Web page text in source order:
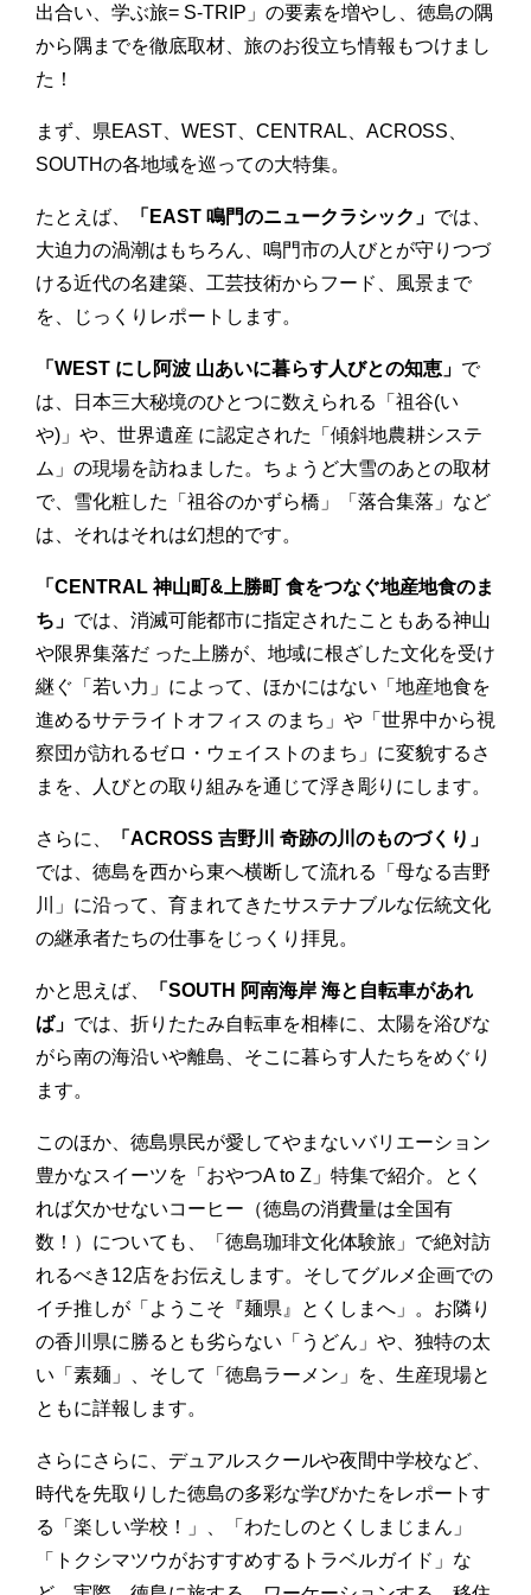
出合い、学ぶ旅= S-TRIP」の要素を増やし、徳島の隅
から隅までを徹底取材、旅のお役立ち情報もつけまし
た！
まず、県EAST、WEST、CENTRAL、ACROSS、
SOUTHの各地域を巡っての大特集。
たとえば、 「EAST 鳴門のニュークラシック」 では、
大迫力の渦潮はもちろん、鳴門市の人びとが守りつづ
ける近代の名建築、工芸技術からフード、風景まで
を、じっくりレポートします。
「WEST にし阿波 山あいに暮らす人びとの知恵」 で
は、日本三大秘境のひとつに数えられる「祖谷(い
や)」や、世界遺産 に認定された「傾斜地農耕システ
ム」の現場を訪ねました。ちょうど大雪のあとの取材
で、雪化粧した「祖谷のかずら橋」「落合集落」など
は、それはそれは幻想的です。
「CENTRAL 神山町&上勝町 食をつなぐ地産地食のま
ち」 では、消滅可能都市に指定されたこともある神山
や限界集落だ った上勝が、地域に根ざした文化を受け
継ぐ「若い力」によって、ほかにはない「地産地食を
進めるサテライトオフィス のまち」や「世界中から視
察団が訪れるゼロ・ウェイストのまち」に変貌するさ
まを、人びとの取り組みを通じて浮き彫りにします。
さらに、
「ACROSS 吉野川 奇跡の川のものづくり」
では、徳島を西から東へ横断して流れる「母なる吉野
川」に沿って、育まれてきたサステナブルな伝統文化
の継承者たちの仕事をじっくり拝見。
かと思えば、
「SOUTH 阿南海岸 海と自転車があれ
ば」 では、折りたたみ自転車を相棒に、太陽を浴びな
がら南の海沿いや離島、そこに暮らす人たちをめぐり
ます。
このほか、徳島県民が愛してやまないバリエーション
豊かなスイーツを「おやつA to Z」特集で紹介。とく
れば欠かせないコーヒー（徳島の消費量は全国有
数！）についても、「徳島珈琲文化体験旅」で絶対訪
れるべき12店をお伝えします。そしてグルメ企画での
イチ推しが「ようこそ『麺県』とくしまへ」。お隣り
の香川県に勝るとも劣らない「うどん」や、独特の太
い「素麺」、そして「徳島ラーメン」を、生産現場と
ともに詳報します。
さらにさらに、デュアルスクールや夜間中学校など、
時代を先取りした徳島の多彩な学びかたをレポートす
る「楽しい学校！」、「わたしのとくしまじまん」
「トクシマツウがおすすめするトラベルガイド」な